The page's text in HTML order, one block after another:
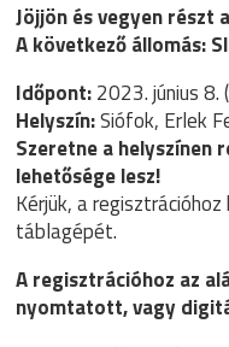
Jöjjön és vegyen részt
A következő állomás:
Időpont:2023. június
Helyszín:Siófok, Erlek
Szeretne a helyszínen
lehetősége lesz!
Kérjük, a
táblagépét.
A regisztrációhoz az
nyomtatott, vagy